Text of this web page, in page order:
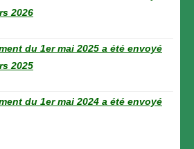
2026
du 1er mai 2025 a été envoyé
2025
du 1er mai 2024 a été envoyé